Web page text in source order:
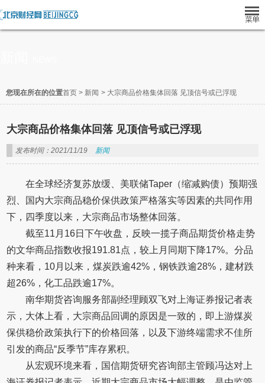
您现在所在的位置首页 > 新闻 > 大宗商品价格集体回落 见顶信号或已浮现
大宗商品价格集体回落 见顶信号或已浮现
发布时间：2021/11/19 新闻
在全球经济复苏放缓、美联储Taper（缩减购债）预期强
烈、国内大宗商品稳价保供政策严格落实等因素的共同作用
下，四季度以来，大宗商品市场整体回落。
截至11月16日下午收盘，反映一揽子商品期货价格走势
的文华商品指数收报191.81点，较上月同期下降17%。分品
种来看，10月以来，煤炭跌逾42%，钢铁跌逾28%，建材跌
超26%，化工品跌逾17%。
南华期货咨询服务部副经理顾双飞对上海证券报记者表
示，大体上看，大宗商品回调的原因是一致的，即上游煤炭
保供稳价政策执行下的价格回落，以及下游终端需求不佳所
引发的商品“反季节”库存累积。
从宏观环境来看，国信期货研究咨询部主管顾冯达对上